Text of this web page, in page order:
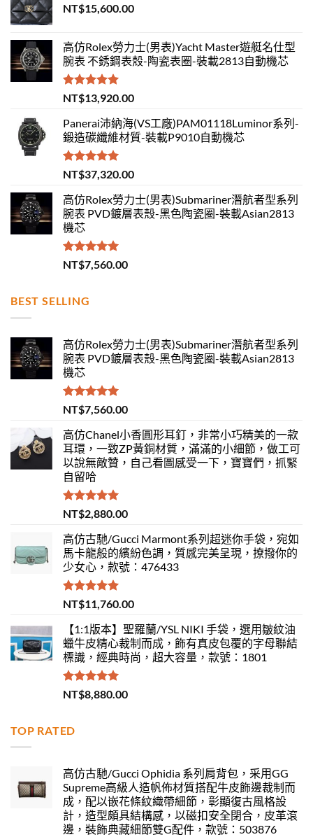
NT$15,600.00
高仿Rolex勞力士(男表)Yacht Master遊艇名仕型
腕表 不銹鋼表殼-陶瓷表圈-裝載2813自動機芯
評分5.00
滿分 5
NT$13,920.00
Panerai沛納海(VS工廠)PAM01118Luminor系列-
鍛造碳纖維材質-裝載P9010自動機芯
評分5.00
滿分 5
NT$37,320.00
高仿Rolex勞力士(男表)Submariner潛航者型系列
腕表 PVD鍍層表殼-黑色陶瓷圈-裝載Asian2813
機芯
評分 5.00
滿分 5
NT$7,560.00
BEST SELLING
高仿Rolex勞力士(男表)Submariner潛航者型系列
腕表 PVD鍍層表殼-黑色陶瓷圈-裝載Asian2813
機芯
評分 5.00
滿分 5
NT$7,560.00
高仿Chanel小香圓形耳釘，非常小巧精美的一款
耳環，一致ZP黃銅材質，滿滿的小細節，做工可
以說無敵贊，自己看圖感受一下，寶寶們，抓緊
自留哈
評分 5.00
滿分 5
NT$2,880.00
高仿古馳/Gucci Marmont系列超迷你手袋，宛如
馬卡龍般的繽紛色調，質感完美呈現，撩撥你的
少女心，款號：476433
評分5.00
滿分 5
NT$11,760.00
【1:1版本】聖羅蘭/YSL NIKI 手袋，選用皺紋油
蠟牛皮精心裁制而成，飾有真皮包覆的字母聯結
標識，經典時尚，超大容量，款號：1801
評分 5.00
滿分 5
NT$8,880.00
TOP RATED
高仿古馳/Gucci Ophidia 系列肩背包，采用GG
Supreme高級人造帆佈材質搭配牛皮飾邊裁制而
成，配以嵌花條紋織帶細節，彰顯復古風格設
計，造型頗具結構感，以磁扣安全閉合，皮革滾
邊，裝飾典藏細節雙G配件，款號：503876